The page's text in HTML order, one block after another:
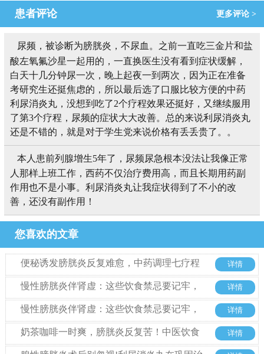
患者评论 更多评论 >
尿频，被诊断为膀胱炎，不尿血。之前一直吃三金片和盐
酸左氧氟沙星一起用的，一直换医生没有看到症状缓解，
白天十几分钟尿一次，晚上起夜一到两次，因为正在准备
考研究生还挺焦虑的，所以最后选了口服比较方便的中药
利尿消炎丸，没想到吃了2个疗程效果还挺好，又继续服用
了第3个疗程，尿频的症状大大改善。总的来说利尿消炎丸
还是不错的，就是对于学生党来说价格有丢丢贵了。。
本人患前列腺增生5年了，尿频尿急根本没法让我像正常
人那样上班工作，西药不仅治疗费用高，而且长期用药副
作用也不是小事。利尿消炎丸让我症状得到了不小的改
善，还没有副作用！
您喜欢的文章
便秘诱发膀胱炎反复难愈，中药调理七疗程
后复查康复
详情
慢性膀胱炎伴肾虚：这些饮食禁忌要记牢，
调理更高效
详情
慢性膀胱炎伴肾虚：这些饮食禁忌要记牢，
调理更高效
详情
奶茶咖啡一时爽，膀胱炎反复苦！中医饮食
调理教你找回清爽！
详情